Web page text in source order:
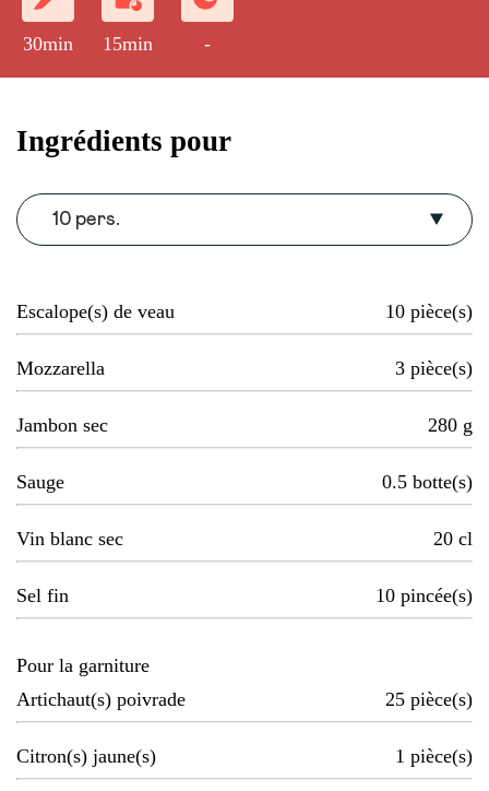
30min 15min -
Ingrédients pour
10 pers.
Escalope(s) de veau 10 pièce(s)
Mozzarella 3 pièce(s)
Jambon sec 280 g
Sauge 0.5 botte(s)
Vin blanc sec 20 cl
Sel fin 10 pincée(s)
Pour la garniture
Artichaut(s) poivrade
25 pièce(s)
Citron(s) jaune(s) 1 pièce(s)